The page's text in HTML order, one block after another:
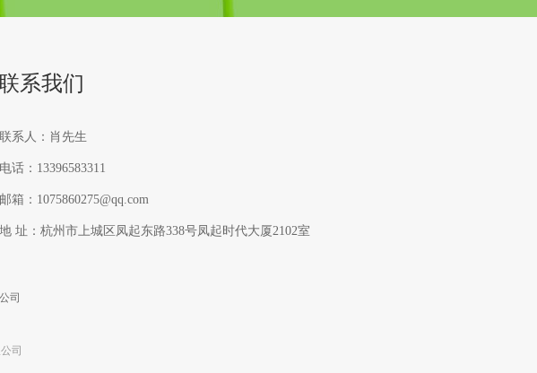
系我们
联系人：肖先生
电话：13396583311
邮箱：1075860275@qq.com
地 址：杭州市上城区凤起东路338号凤起时代大厦2102室
司
司